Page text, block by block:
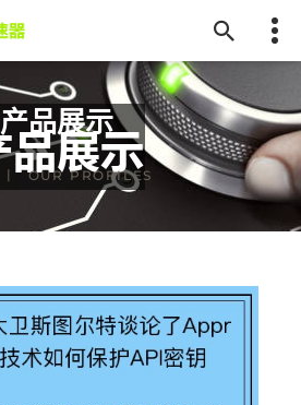
产品展示
OUR PROFILES